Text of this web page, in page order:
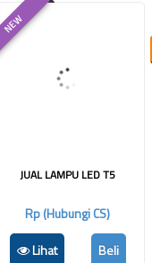
NEW
JUAL LAMPU LED T5
Rp (Hubungi CS)
Lihat
Beli